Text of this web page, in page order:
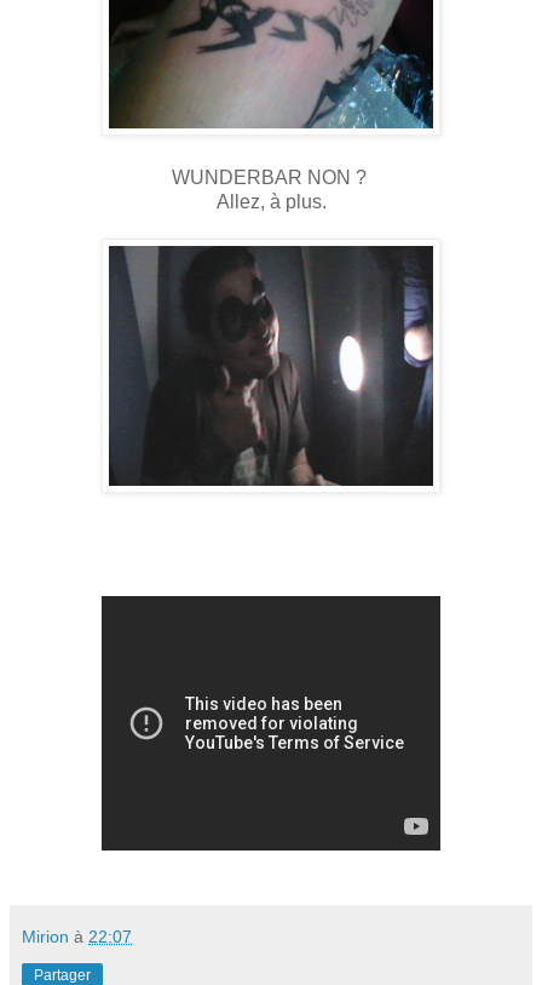
WUNDERBAR NON ?
Allez, à plus.
Mirion à 22:07
Partager